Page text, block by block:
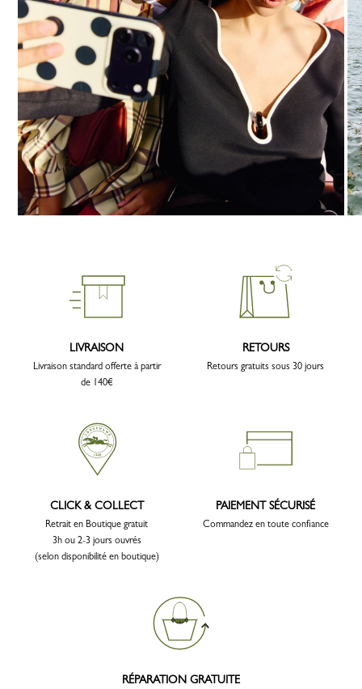
LIVRAISON
Livraison standard offerte à partir
de 140€
RETOURS
Retours gratuits sous 30 jours
CLICK & COLLECT
Retrait en Boutique gratuit
3h ou 2-3 jours ouvrés
(selon disponibilité en boutique)
PAIEMENT SÉCURISÉ
Commandez en toute confiance
RÉPARATION GRATUITE